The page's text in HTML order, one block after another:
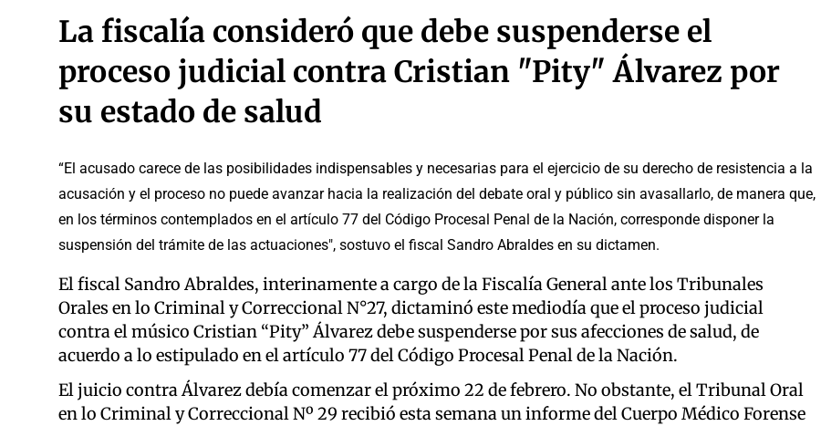
La fiscalía consideró que debe suspenderse el
proceso judicial contra Cristian "Pity" Álvarez por
su estado de salud
“El acusado carece de las posibilidades indispensables y necesarias para el ejercicio de su derecho de resistencia a la
acusación y el proceso no puede avanzar hacia la realización del debate oral y público sin avasallarlo, de manera que,
en los términos contemplados en el artículo 77 del Código Procesal Penal de la Nación, corresponde disponer la
suspensión del trámite de las actuaciones", sostuvo el fiscal Sandro Abraldes en su dictamen.
El fiscal Sandro Abraldes, interinamente a cargo de la Fiscalía General ante los Tribunales
Orales en lo Criminal y Correccional N°27, dictaminó este mediodía que el proceso judicial
contra el músico Cristian “Pity” Álvarez debe suspenderse por sus afecciones de salud, de
acuerdo a lo estipulado en el artículo 77 del Código Procesal Penal de la Nación.
El juicio contra Álvarez debía comenzar el próximo 22 de febrero. No obstante, el Tribunal Oral
en lo Criminal y Correccional Nº 29 recibió esta semana un informe del Cuerpo Médico Forense